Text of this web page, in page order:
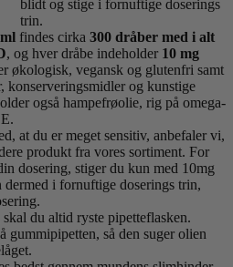
blidt og stige i fornuftige doserings
trin.
findes cirka 300 dråber med i alt
, og hver dråbe indeholder 10 mg
økologisk, vegansk og glutenfri samt
og kunstige
også hampefrøolie, rig på omega-
at du er meget sensitiv, anbefaler vi,
produkt fra vores sortiment. For
dosering, stiger du kun med 10mg
i fornuftige doserings trin,
du altid ryste pipetteflasken.
gummipipetten, så den suger olien